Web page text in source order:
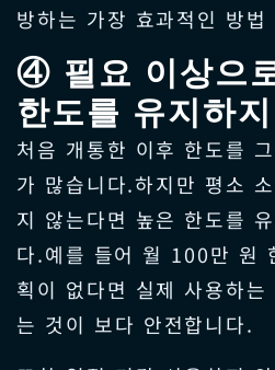
방하는 가장 효과적인 방
④ 필요 이상으
한도를 유지하
처음 개통한 이후 한도를
가 많습니다.하지만 평소
지 않는다면 높은 한도를
다.예를 들어 월 100만 원
획이 없다면 실제 사용하
는 것이 보다 안전합니다.